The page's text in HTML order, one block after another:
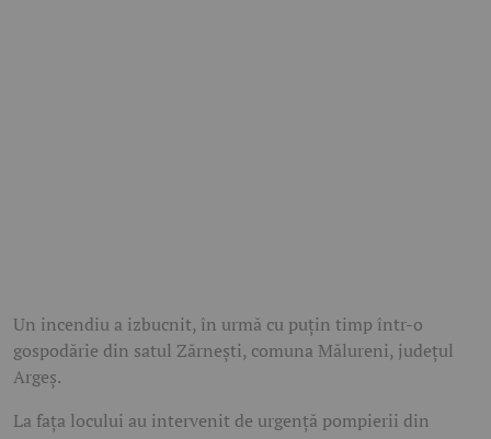
Un incendiu a izbucnit, în urmă cu puțin timp într-o
gospodărie din satul Zărnești, comuna Mălureni, județul
Argeș.
La fața locului au intervenit de urgență pompierii din